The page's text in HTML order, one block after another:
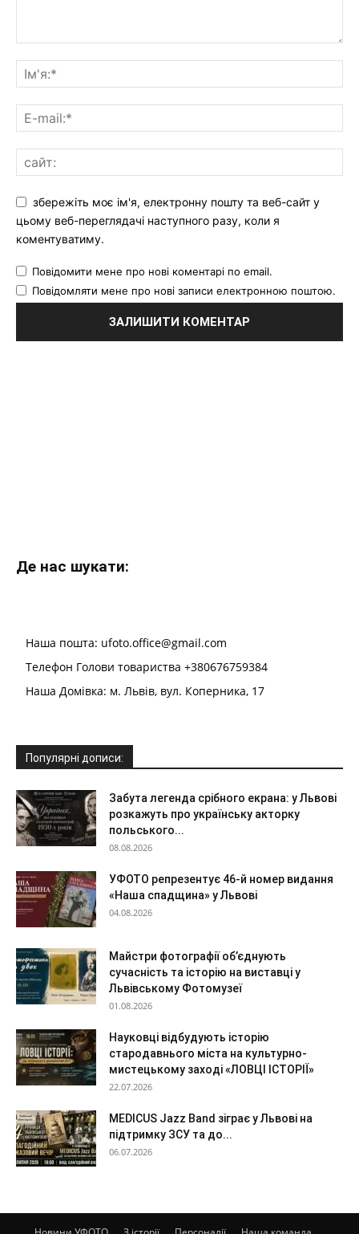
збережіть моє ім'я, електронну пошту та веб-сайт у
цьому веб-переглядачі наступного разу, коли я
коментуватиму.
Повідомити мене про нові коментарі по email.
Повідомляти мене про нові записи електронною поштою.
Де нас шукати:
Наша пошта: ufoto.office@gmail.com
Телефон Голови товариства +380676759384
Наша Домівка: м. Львів, вул. Коперника, 17
Популярні дописи:
Забута легенда срібного екрана: у Львові
розкажуть про українську акторку
польського...
08.08.2026
УФОТО репрезентує 46-й номер видання
«Наша спадщина» у Львові
04.08.2026
Майстри фотографії об’єднують
сучасність та історію на виставці у
Львівському Фотомузеї
01.08.2026
Науковці відбудують історію
стародавнього міста на культурно-
мистецькому заході «ЛОВЦІ ІСТОРІЇ»
22.07.2026
MEDICUS Jazz Band зіграє у Львові на
підтримку ЗСУ та до...
06.07.2026